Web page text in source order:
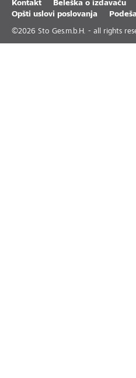
Kontakt Beleška o izdavaču
Opšti uslovi poslovanja
©2026 Sto Ges.m.b.H. - all rights